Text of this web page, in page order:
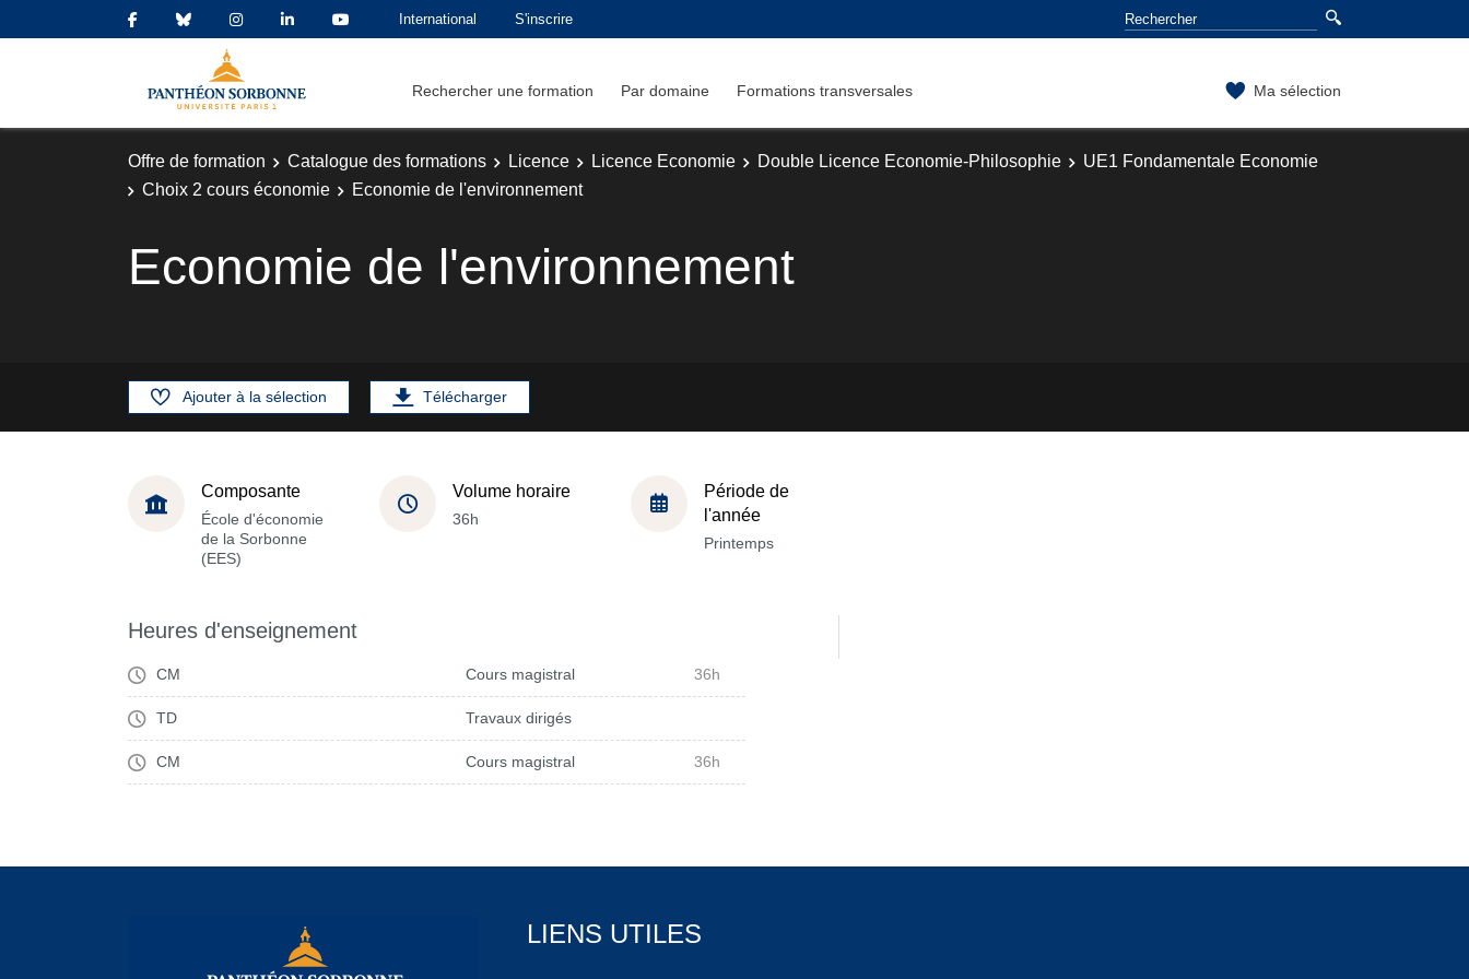
International S'inscrire
Rechercher une formation Par domaine Formations transversales Ma sélection
Offre de formation Catalogue des formations Licence Licence Economie Double Licence Economie-Philosophie
UE1 Fondamentale Economie
Choix 2 cours économie
Economie de l'environnement
Economie de l'environnement
Ajouter à la sélection Télécharger
Composante
École d'économie
de la Sorbonne
(EES)
Volume horaire
36h
Période de
l'année
Printemps
Heures d'enseignement
CM Cours magistral 36h
TD Travaux dirigés
CM Cours magistral 36h
LIENS UTILES